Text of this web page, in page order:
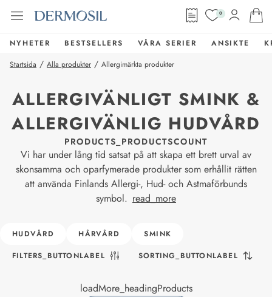
0
NYHETER BESTSELLERS VÅRA SERIER ANSIKTE
Startsida / Alla produkter / Allergimärkta produkter
ALLERGIVÄNLIGT SMINK &
ALLERGIVÄNLIG HUDVÅRD
PRODUCTS_PRODUCTSCOUNT
Vi har under lång tid satsat på att skapa ett brett urval av
skonsamma och oparfymerade produkter som erhållit rätten
att använda Finlands Allergi-, Hud- och Astmaförbunds
symbol. read_more
HUDVÅRD HÅRVÅRD
SMINK
FILTERS_BUTTONLABEL
SORTING_BUTTONLABEL
loadMore_headingProducts